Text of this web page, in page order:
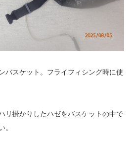
バスケット。フライフィシング時に使
リ掛かりしたハゼをバスケットの中で
。